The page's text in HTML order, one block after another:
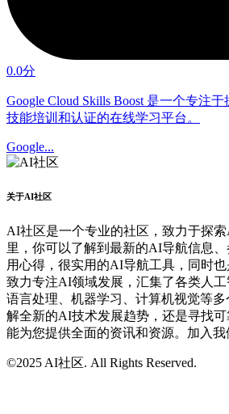
0.0分
Google Cloud Skills Boost 是一个专注
技能培训和认证的在线学习平台。
Google...
关于AI社区
AI社区是一个专业的社区，致力于探
里，你可以了解到最新的AI导航信息
用心得，很实用的AI导航工具，同时也
致力专注AI领域发展，汇集了各类人
语言处理、机器学习、计算机视觉等
解全新的AI技术发展趋势，还是寻找
能为您提供全面的资讯和资源。加入我
©2025 AI社区. All Rights Reserved.